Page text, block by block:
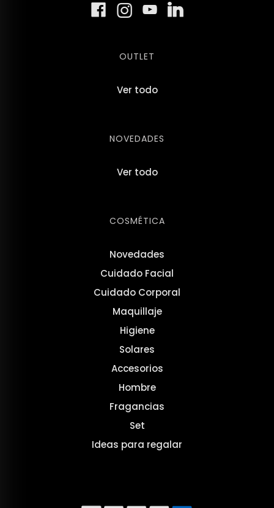
OUTLET
Ver todo
NOVEDADES
Ver todo
COSMÉTICA
Novedades
Cuidado Facial
Cuidado Corporal
Maquillaje
Higiene
Solares
Accesorios
Hombre
Fragancias
Set
Ideas para regalar